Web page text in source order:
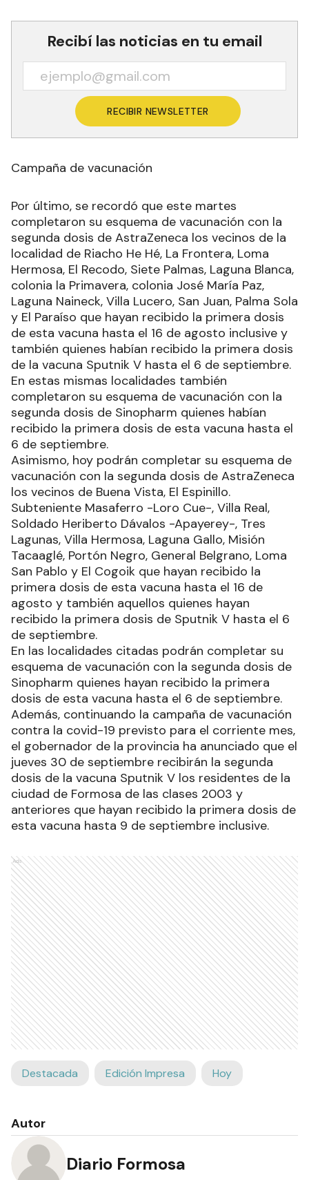
Recibí las noticias en tu email
RECIBIR NEWSLETTER
Campaña de vacunación
Por último, se recordó que este martes
completaron su esquema de vacunación con la
segunda dosis de AstraZeneca los vecinos de la
localidad de Riacho He Hé, La Frontera, Loma
Hermosa, El Recodo, Siete Palmas, Laguna Blanca,
colonia la Primavera, colonia José María Paz,
Laguna Naineck, Villa Lucero, San Juan, Palma Sola
y El Paraíso que hayan recibido la primera dosis
de esta vacuna hasta el 16 de agosto inclusive y
también quienes habían recibido la primera dosis
de la vacuna Sputnik V hasta el 6 de septiembre.
En estas mismas localidades también
completaron su esquema de vacunación con la
segunda dosis de Sinopharm quienes habían
recibido la primera dosis de esta vacuna hasta el
6 de septiembre.
Asimismo, hoy podrán completar su esquema de
vacunación con la segunda dosis de AstraZeneca
los vecinos de Buena Vista, El Espinillo.
Subteniente Masaferro -Loro Cue-, Villa Real,
Soldado Heriberto Dávalos -Apayerey-, Tres
Lagunas, Villa Hermosa, Laguna Gallo, Misión
Tacaaglé, Portón Negro, General Belgrano, Loma
San Pablo y El Cogoik que hayan recibido la
primera dosis de esta vacuna hasta el 16 de
agosto y también aquellos quienes hayan
recibido la primera dosis de Sputnik V hasta el 6
de septiembre.
En las localidades citadas podrán completar su
esquema de vacunación con la segunda dosis de
Sinopharm quienes hayan recibido la primera
dosis de esta vacuna hasta el 6 de septiembre.
Además, continuando la campaña de vacunación
contra la covid-19 previsto para el corriente mes,
el gobernador de la provincia ha anunciado que el
jueves 30 de septiembre recibirán la segunda
dosis de la vacuna Sputnik V los residentes de la
ciudad de Formosa de las clases 2003 y
anteriores que hayan recibido la primera dosis de
esta vacuna hasta 9 de septiembre inclusive.
Ads
Destacada Edición Impresa Hoy
Autor
Diario Formosa